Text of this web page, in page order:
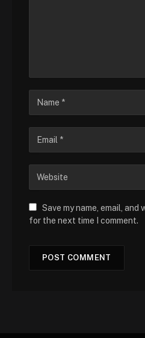
Save my name, email,
for the next time I comment.